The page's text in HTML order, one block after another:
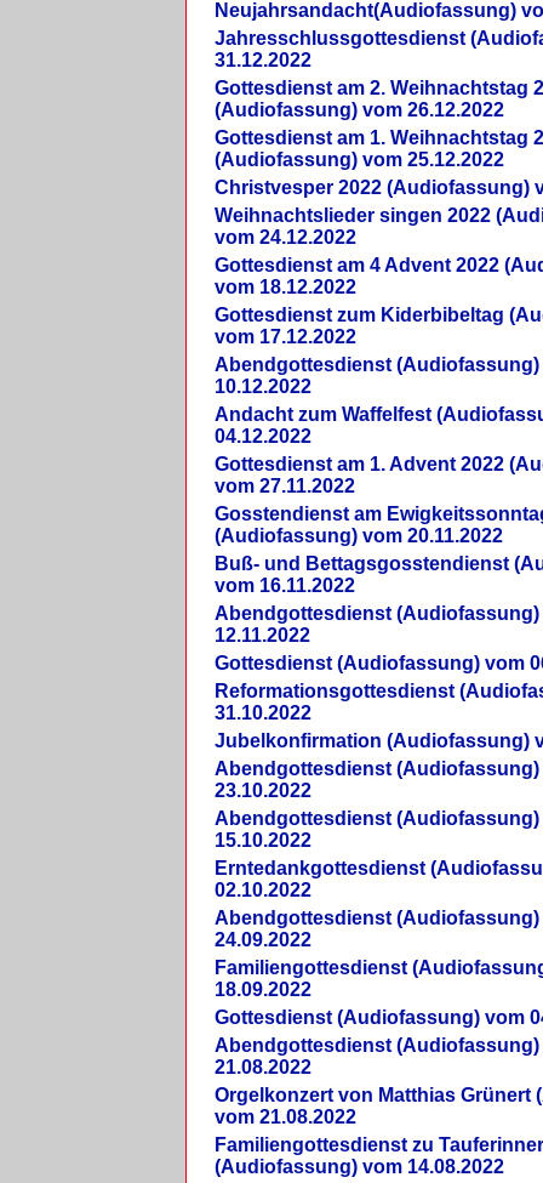
Neujahrsandacht(Audiofassung)
Jahresschlussgottesdienst
31.12.2022
Gottesdienst am 2. Weihnachtstag
(Audiofassung) vom 26.12.2022
Gottesdienst am 1. Weihnachtstag
(Audiofassung) vom 25.12.2022
Christvesper 2022 (Audiofassung)
Weihnachtslieder singen 2022
vom 24.12.2022
Gottesdienst am 4 Advent 2022
vom 18.12.2022
Gottesdienst zum Kiderbibeltag
vom 17.12.2022
Abendgottesdienst (Audiofassung)
10.12.2022
Andacht zum Waffelfest
04.12.2022
Gottesdienst am 1. Advent 2022
vom 27.11.2022
Gosstendienst am
(Audiofassung) vom 20.11.2022
Buß- und Bettagsgosstendienst
vom 16.11.2022
Abendgottesdienst (Audiofassung)
12.11.2022
Gottesdienst (Audiofassung) vom
Reformationsgottesdienst
31.10.2022
Jubelkonfirmation (Audiofassung)
Abendgottesdienst (Audiofassung)
23.10.2022
Abendgottesdienst (Audiofassung)
15.10.2022
Erntedankgottesdienst
02.10.2022
Abendgottesdienst (Audiofassung)
24.09.2022
Familiengottesdienst
18.09.2022
Gottesdienst (Audiofassung) vom
Abendgottesdienst (Audiofassung)
21.08.2022
Orgelkonzert von Matthias Grünert
vom 21.08.2022
Familiengottesdienst zu
(Audiofassung) vom 14.08.2022